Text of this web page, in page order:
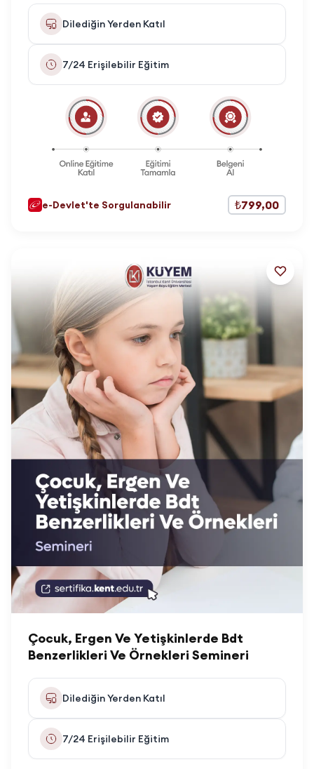
Dilediğin Yerden Katıl
7/24 Erişilebilir Eğitim
e-Devlet'te Sorgulanabilir ₺799,00
Çocuk, Ergen Ve Yetişkinlerde Bdt
Benzerlikleri Ve Örnekleri Semineri
Dilediğin Yerden Katıl
7/24 Erişilebilir Eğitim